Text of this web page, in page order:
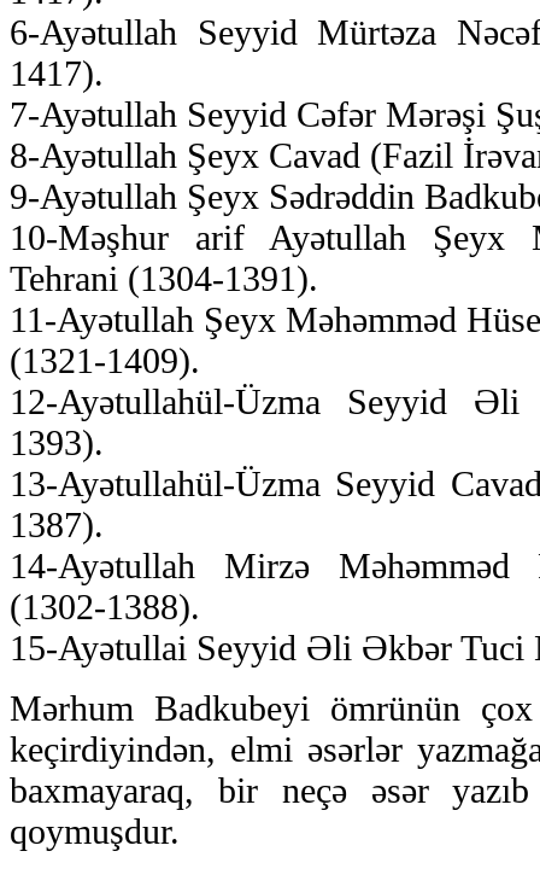
6-Ayətullah Seyyid Mürtəza
1417).
7-Ayətullah Seyyid Cəfər Mərəşi
8-Ayətullah Şeyx Cavad (Fazil
9-Ayətullah Şeyx Sədrəddin
10-Məşhur arif Ayətullah Şeyx
Tehrani (1304-1391).
11-Ayətullah Şeyx Məhəmməd
(1321-1409).
12-Ayətullahül-Üzma Seyyid Əli
1393).
13-Ayətullahül-Üzma Seyyid
1387).
14-Ayətullah Mirzə
(1302-1388).
15-Ayətullai Seyyid Əli Əkbər Tuci
Mərhum Badkubeyi ömrünün
keçirdiyindən, elmi əsərlər
baxmayaraq, bir neçə əsər
qoymuşdur.